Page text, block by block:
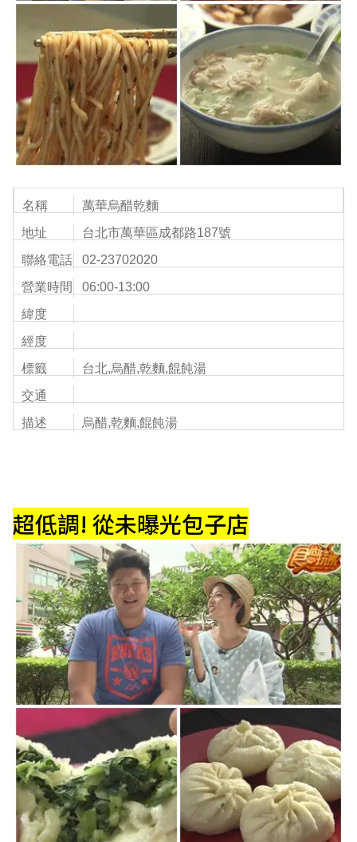
名稱
萬華烏醋乾麵
地址
台北市萬華區成都路187號
聯絡電話
02-23702020
營業時間
06:00-13:00
緯度
經度
標籤
台北,烏醋,乾麵,餛飩湯
交通
描述
烏醋,乾麵,餛飩湯
超低調! 從未曝光包子店